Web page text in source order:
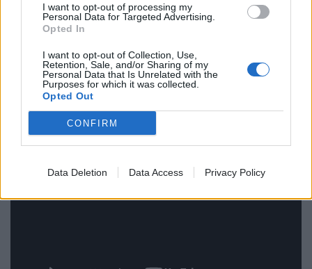
I want to opt-out of processing my
Personal Data for Targeted Advertising.
Opted In
I want to opt-out of Collection, Use,
Retention, Sale, and/or Sharing of my
Personal Data that Is Unrelated with the
Purposes for which it was collected.
Opted Out
CONFIRM
Data Deletion Data Access Privacy Policy